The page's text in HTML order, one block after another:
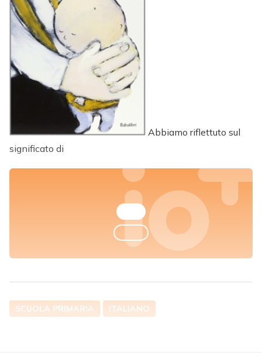
Abbiamo riflettuto sul
significato di
SCUOLA PRIMARIA ITALIANO